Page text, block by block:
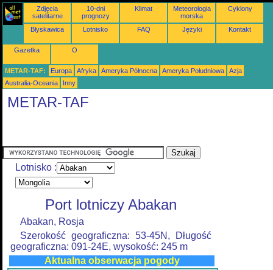
Zdjęcia
satelitarne
10-dni
prognozy
Klimat
Meteorologia
morska
Cyklony
Błyskawica Lotnisko FAQ Języki Kontakt
Gazetka O
METAR-TAF: Europa Afryka Ameryka Północna Ameryka Południowa
Azja
Australia-Oceania
Inny
METAR-TAF
Lotnisko :
Port lotniczy Abakan
Abakan, Rosja
Szerokość geograficzna: 53-45N, Długość
geograficzna: 091-24E, wysokość: 245 m
Aktualna obserwacja pogody